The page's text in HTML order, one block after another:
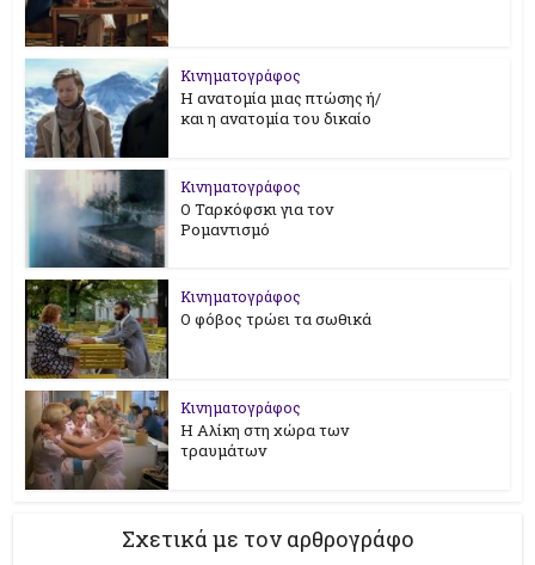
Κινηματογράφος
Η ανατομία μιας πτώσης ή/
και η ανατομία του δικαίο
Κινηματογράφος
Ο Ταρκόφσκι για τον
Ρομαντισμό
Κινηματογράφος
Ο φόβος τρώει τα σωθικά
Κινηματογράφος
Η Αλίκη στη χώρα των
τραυμάτων
Σχετικά με τον αρθρογράφο